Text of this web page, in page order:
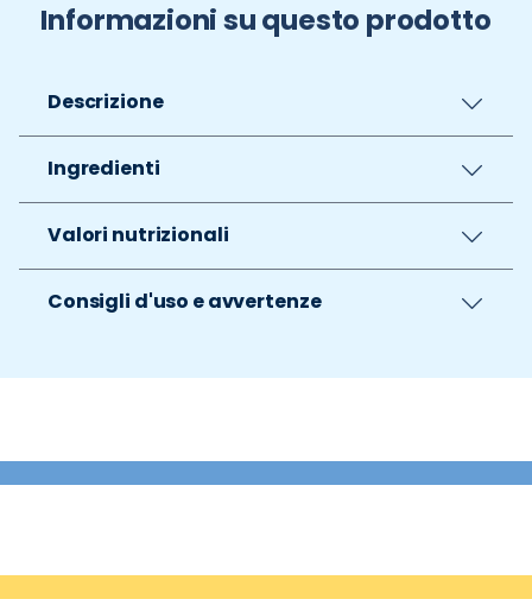
Informazioni su questo prodotto
Descrizione
Ingredienti
Valori nutrizionali
Consigli d'uso e avvertenze